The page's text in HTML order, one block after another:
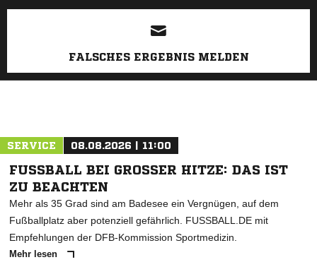
ANZEIGE
FALSCHES ERGEBNIS MELDEN
SERVICE 08.08.2026 | 11:00
FUSSBALL BEI GROSSER HITZE: DAS IST ZU
BEACHTEN
Mehr als 35 Grad sind am Badesee ein Vergnügen, auf dem
Fußballplatz aber potenziell gefährlich. FUSSBALL.DE mit
Empfehlungen der DFB-Kommission Sportmedizin.
Mehr lesen